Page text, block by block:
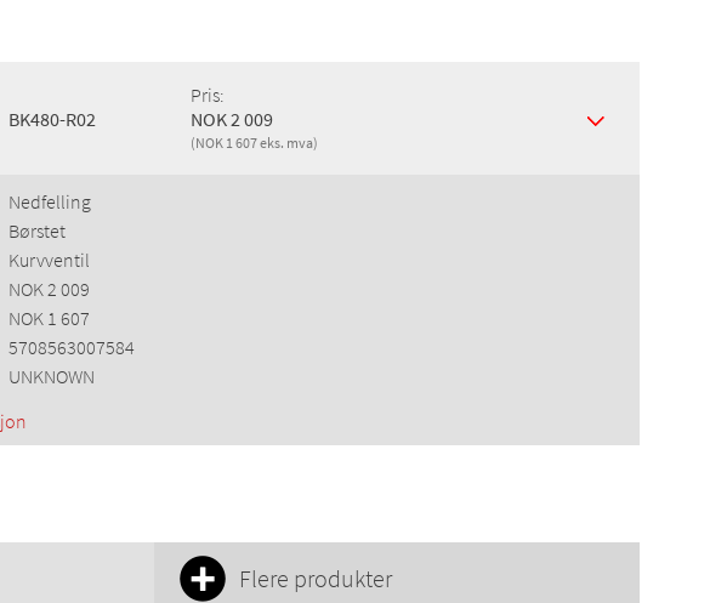
BK480-R02
Pris:
NOK 2 009
(NOK 1 607 eks. mva)
Nedfelling
Børstet
Kurvventil
NOK 2 009
NOK 1 607
5708563007584
UNKNOWN
Flere produkter